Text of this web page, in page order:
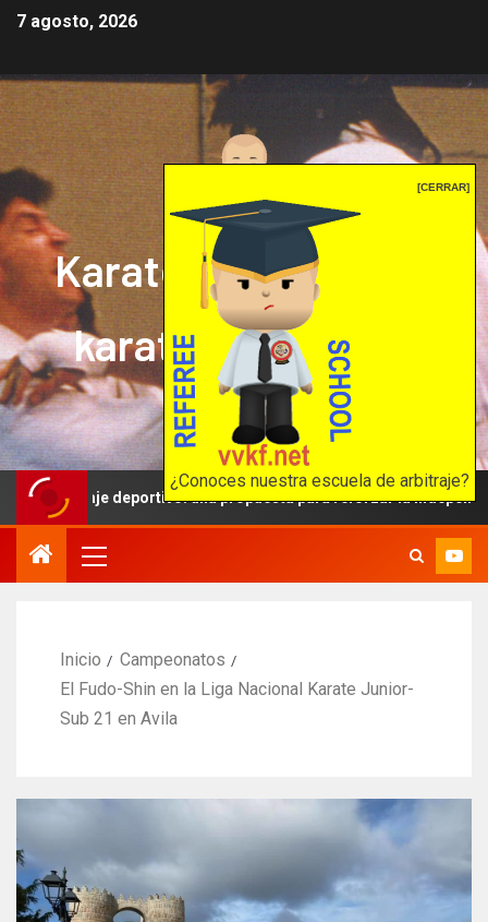
[CERRAR]
¿Conoces nuestra escuela de arbitraje?
7 agosto, 2026
Karate mrprepor: el
karate en internet
El karate en internet
deportivo: una propuesta para reforzar la independencia
Inicio
Campeonatos
El Fudo-Shin en la Liga Nacional Karate Junior-
Sub 21 en Avila